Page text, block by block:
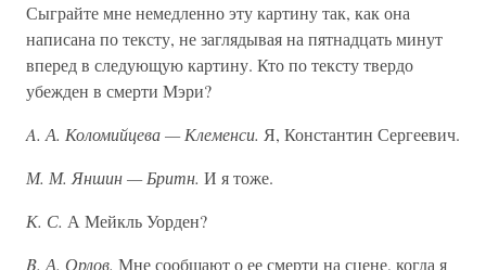
Сыграйте мне немедленно эту картину так, как она
написана по тексту, не заглядывая на пятнадцать минут
вперед в следующую картину. Кто по тексту твердо
убежден в смерти Мэри?
A. А. Коломийцева — Клеменси. Я, Константин Сергеевич.
М. М. Яншин — Бритн. И я тоже.
К. С. А Мейкль Уорден?
B. А. Орлов. Мне сообщают о ее смерти на сцене, когда я